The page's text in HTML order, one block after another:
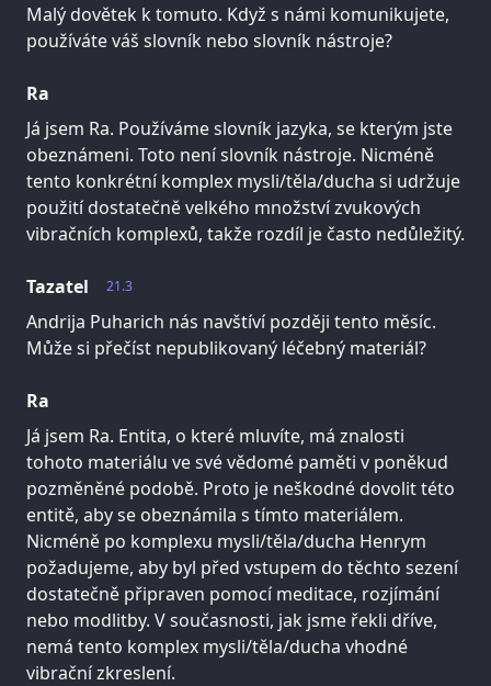
Malý dovětek k tomuto. Když s námi komunikujete,
používáte váš slovník nebo slovník nástroje?
Ra
Já jsem Ra. Používáme slovník jazyka, se kterým jste
obeznámeni. Toto není slovník nástroje. Nicméně
tento konkrétní komplex mysli/těla/ducha si udržuje
použití dostatečně velkého množství zvukových
vibračních komplexů, takže rozdíl je často nedůležitý.
21.3
Tazatel
Andrija Puharich nás navštíví později tento měsíc.
Může si přečíst nepublikovaný léčebný materiál?
Ra
Já jsem Ra. Entita, o které mluvíte, má znalosti
tohoto materiálu ve své vědomé paměti v poněkud
pozměněné podobě. Proto je neškodné dovolit této
entitě, aby se obeznámila s tímto materiálem.
Nicméně po komplexu mysli/těla/ducha Henrym
požadujeme, aby byl před vstupem do těchto sezení
dostatečně připraven pomocí meditace, rozjímání
nebo modlitby. V současnosti, jak jsme řekli dříve,
nemá tento komplex mysli/těla/ducha vhodné
vibrační zkreslení.